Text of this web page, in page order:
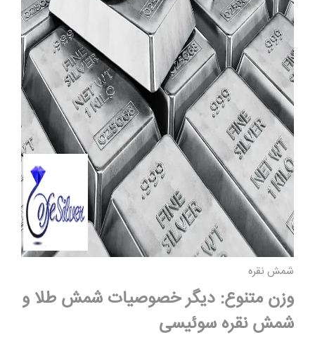
شمش نقره
وزن متنوع: دیگر خصوصیات شمش طلا و
شمش نقره سوئیسی